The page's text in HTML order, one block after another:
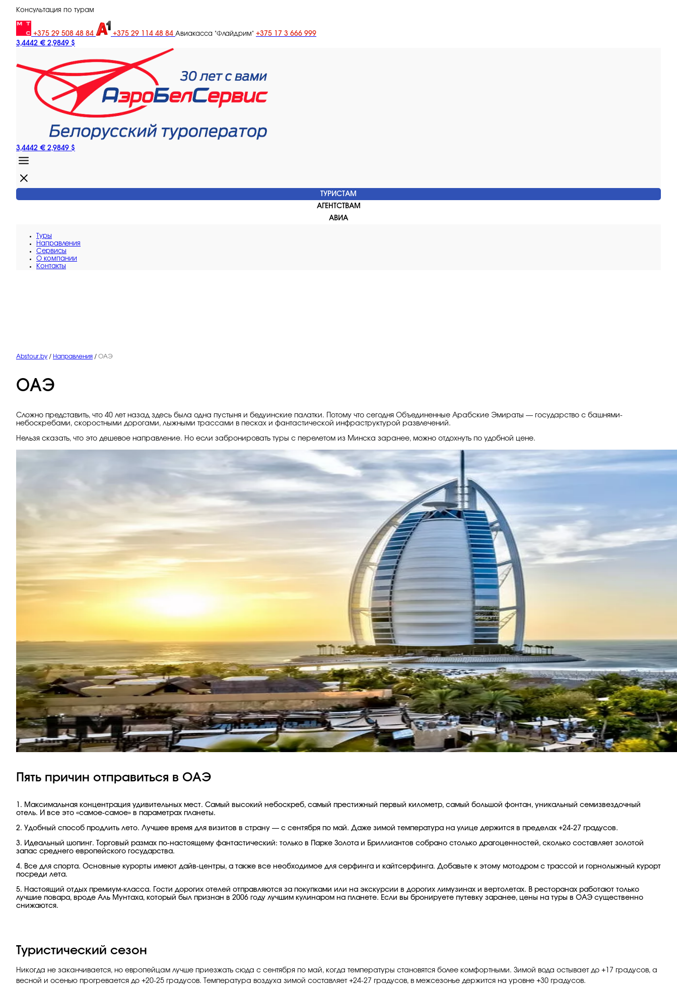
Консультация по турам
+375 29 508 48 84 +375 29 114 48 84 Авиакасса "Флайдрим" +375 17 3 666 999
3,4442 € 2,9849 $
3,4442 € 2,9849 $
ТУРИСТАМ
АГЕНТСТВАМ
АВИА
Туры
Направления
Сервисы
O компании
Контакты
Abstour.by / Направления / ОАЭ
ОАЭ
Сложно представить, что 40 лет назад здесь была одна пустыня и бедуинские палатки. Потому что сегодня Объединенные Арабские Эмираты — государство с башнями-
небоскребами, скоростными дорогами, лыжными трассами в песках и фантастической инфраструктурой развлечений.
Нельзя сказать, что это дешевое направление. Но если забронировать туры с перелетом из Минска заранее, можно отдохнуть по удобной цене.
Пять причин отправиться в ОАЭ
1. Максимальная концентрация удивительных мест. Самый высокий небоскреб, самый престижный первый километр, самый большой фонтан, уникальный семизвездочный
отель. И все это «самое-самое» в параметрах планеты.
2. Удобный способ продлить лето. Лучшее время для визитов в страну — с сентября по май. Даже зимой температура на улице держится в пределах +24-27 градусов.
3. Идеальный шопинг. Торговый размах по-настоящему фантастический: только в Парке Золота и Бриллиантов собрано столько драгоценностей, сколько составляет золотой
запас среднего европейского государства.
4. Все для спорта. Основные курорты имеют дайв-центры, а также все необходимое для серфинга и кайтсерфинга. Добавьте к этому мотодром с трассой и горнолыжный курорт
посреди лета.
5. Настоящий отдых премиум-класса. Гости дорогих отелей отправляются за покупками или на экскурсии в дорогих лимузинах и вертолетах. В ресторанах работают только
лучшие повара, вроде Аль Мунтаха, который был признан в 2006 году лучшим кулинаром на планете. Если вы бронируете путевку заранее, цены на туры в ОАЭ существенно
снижаются.
Туристический сезон
Никогда не заканчивается, но европейцам лучше приезжать сюда с сентября по май, когда температуры становятся более комфортными. Зимой вода остывает до +17 градусов, а
весной и осенью прогревается до +20-25 градусов. Температура воздуха зимой составляет +24-27 градусов, в межсезонье держится на уровне +30 градусов.